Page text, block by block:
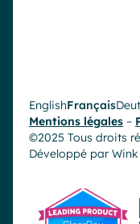
EnglishFrançais
Mentions légales –
©2025 Tous droits
Développé par